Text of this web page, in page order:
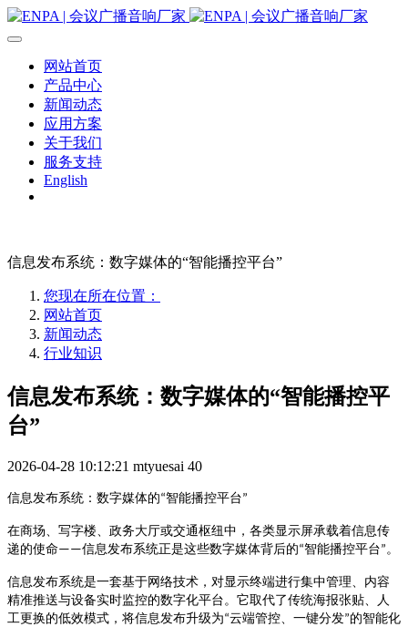
网站首页
产品中心
新闻动态
应用方案
关于我们
服务支持
English
信息发布系统：数字媒体的“智能播控平台”
您现在所在位置：
网站首页
新闻动态
行业知识
信息发布系统：数字媒体的“智能播控平
台”
2026-04-28 10:12:21 mtyuesai 40
信息发布系统：数字媒体的“智能播控平台”
在商场、写字楼、政务大厅或交通枢纽中，各类显示屏承载着信息传
递的使命——信息发布系统正是这些数字媒体背后的“智能播控平台” 。
信息发布系统是一套基于网络技术，对显示终端进行集中管理、内容
精准推送与设备实时监控的数字化平台。它取代了传统海报张贴、人
工更换的低效模式，将信息发布升级为“云端管控、一键分发”的智能化